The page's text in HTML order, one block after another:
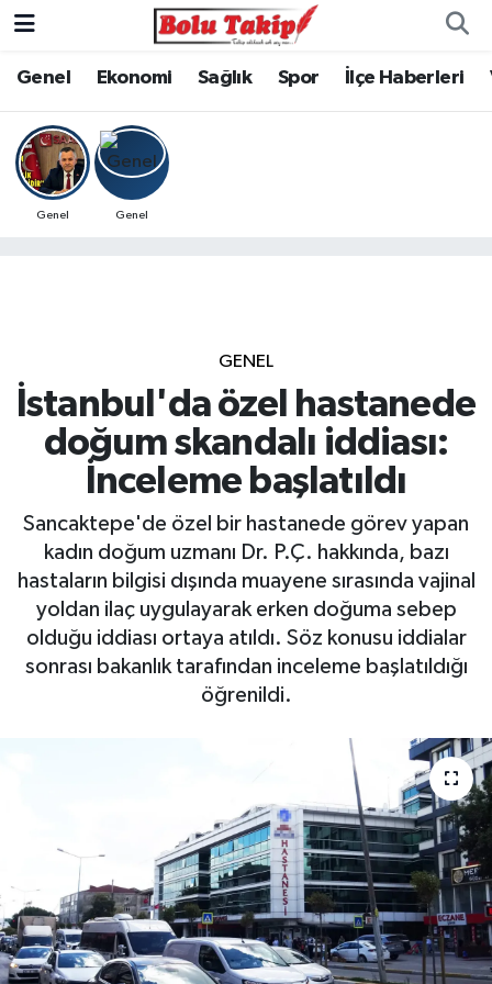
Genel Ekonomi Sağlık Spor İlçe Haberleri
Genel Genel
GENEL
İstanbul'da özel hastanede
doğum skandalı iddiası:
İnceleme başlatıldı
Sancaktepe'de özel bir hastanede görev yapan
kadın doğum uzmanı Dr. P.Ç. hakkında, bazı
hastaların bilgisi dışında muayene sırasında vajinal
yoldan ilaç uygulayarak erken doğuma sebep
olduğu iddiası ortaya atıldı. Söz konusu iddialar
sonrası bakanlık tarafından inceleme başlatıldığı
öğrenildi.